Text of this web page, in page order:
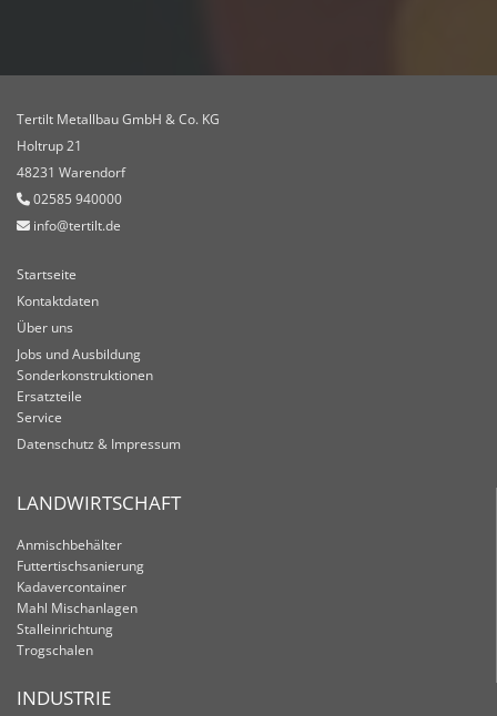
Tertilt Metallbau GmbH & Co. KG
Holtrup 21
48231 Warendorf
 02585 940000
 info@tertilt.de
Startseite
Kontaktdaten
Über uns
Jobs und Ausbildung
Sonderkonstruktionen
Ersatzteile
Service
Datenschutz & Impressum
LAND­WIRT­SCHAFT
Anmischbehälter
Futtertischsanierung
Kadavercontainer
Mahl Mischanlagen
Stalleinrichtung
Trogschalen
IN­DUS­TRIE